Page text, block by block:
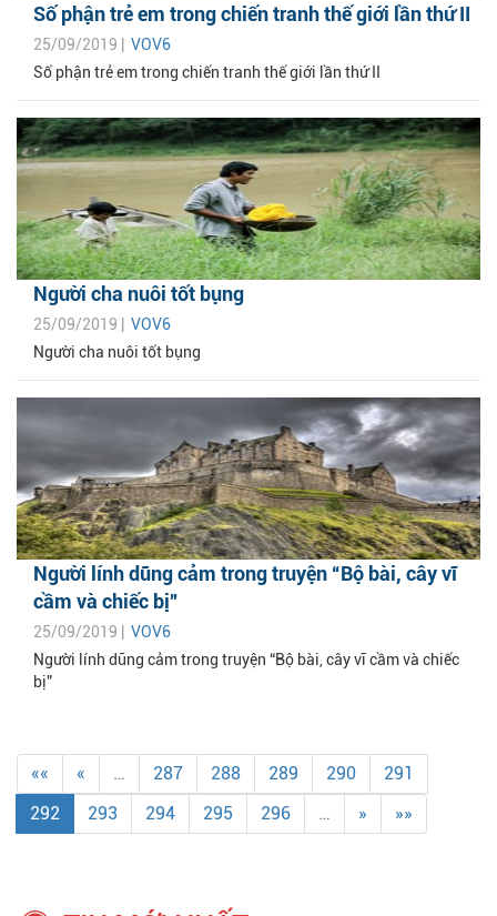
Số phận trẻ em trong chiến tranh thế giới lần thứ II
25/09/2019 | VOV6
Số phận trẻ em trong chiến tranh thế giới lần thứ II
Người cha nuôi tốt bụng
25/09/2019 | VOV6
Người cha nuôi tốt bụng
Người lính dũng cảm trong truyện “Bộ bài, cây vĩ
cầm và chiếc bị”
25/09/2019 | VOV6
Người lính dũng cảm trong truyện “Bộ bài, cây vĩ cầm và chiếc
bị”
«« « … 287 288 289 290
291
292
293 294 295 296 … » »»